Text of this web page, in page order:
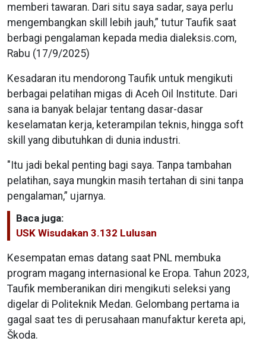
memberi tawaran. Dari situ saya sadar, saya perlu
mengembangkan skill lebih jauh,” tutur Taufik saat
berbagi pengalaman kepada media dialeksis.com,
Rabu (17/9/2025)
Kesadaran itu mendorong Taufik untuk mengikuti
berbagai pelatihan migas di Aceh Oil Institute. Dari
sana ia banyak belajar tentang dasar-dasar
keselamatan kerja, keterampilan teknis, hingga soft
skill yang dibutuhkan di dunia industri.
"Itu jadi bekal penting bagi saya. Tanpa tambahan
pelatihan, saya mungkin masih tertahan di sini tanpa
pengalaman,” ujarnya.
Baca juga:
USK Wisudakan 3.132 Lulusan
Kesempatan emas datang saat PNL membuka
program magang internasional ke Eropa. Tahun 2023,
Taufik memberanikan diri mengikuti seleksi yang
digelar di Politeknik Medan. Gelombang pertama ia
gagal saat tes di perusahaan manufaktur kereta api,
Škoda.